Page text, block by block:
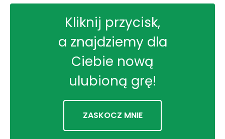
Kliknij przycisk,
a znajdziemy dla
Ciebie nową
ulubioną grę!
ZASKOCZ MNIE